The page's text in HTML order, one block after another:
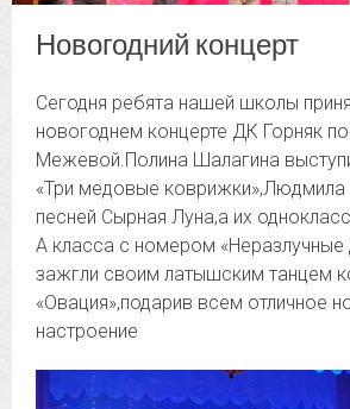
Новогодний концерт
Сегодня ребята нашей школы
новогоднем концерте ДК Горняк
Межевой. Полина Шалагина
«Три медовые
песней Сырная Луна,а их
А класса с номером «Неразлучные
зажгли своим латышским танцем
«Овация»,подарив всем отличное
настроение